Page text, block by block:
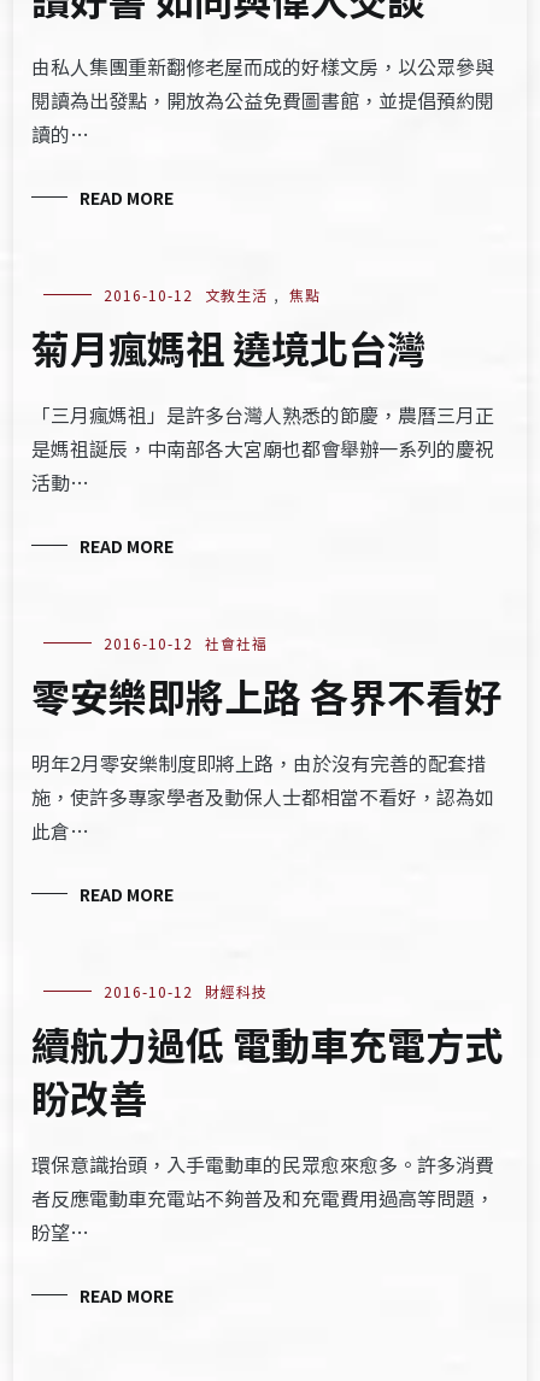
由私人集團重新翻修老屋而成的好樣文房，以公眾參與
閱讀為出發點，開放為公益免費圖書館，並提倡預約閱
讀的…
READ MORE
2016-10-12 文教生活 , 焦點
菊月瘋媽祖 遶境北台灣
「三月瘋媽祖」是許多台灣人熟悉的節慶，農曆三月正
是媽祖誕辰，中南部各大宮廟也都會舉辦一系列的慶祝
活動…
READ MORE
2016-10-12 社會社福
零安樂即將上路 各界不看好
明年2月零安樂制度即將上路，由於沒有完善的配套措
施，使許多專家學者及動保人士都相當不看好，認為如
此倉…
READ MORE
2016-10-12 財經科技
續航力過低 電動車充電方式
盼改善
環保意識抬頭，入手電動車的民眾愈來愈多。許多消費
者反應電動車充電站不夠普及和充電費用過高等問題，
盼望…
READ MORE